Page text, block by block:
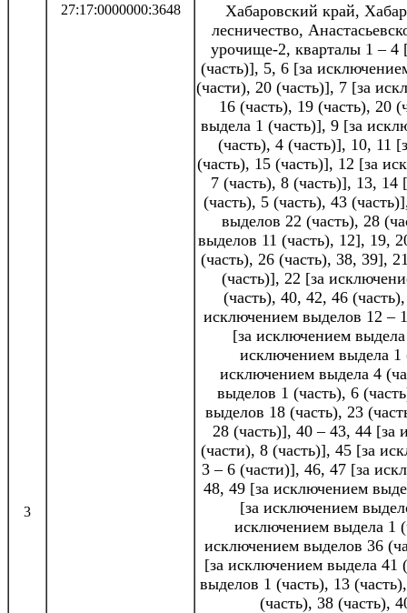
3
27:17:0000000:3648
Хабаровский край,
лесничество,
урочище-2, кварталы 1 – 4
(часть)], 5, 6 [за
(части), 20 (часть)], 7 [за
16 (часть), 19 (часть), 20
выдела 1 (часть)], 9 [за
(часть), 4 (часть)], 10, 11
(часть), 15 (часть)], 12 [за
7 (часть), 8 (часть)], 13,
(часть), 5 (часть), 43
выделов 22 (часть), 28
выделов 11 (часть), 12], 19,
(часть), 26 (часть), 38, 39],
(часть)], 22 [за
(часть), 40, 42, 46
исключением выделов 12 –
[за исключением
исключением выдела 1
исключением выдела 4
выделов 1 (часть), 6
выделов 18 (часть), 23
28 (часть)], 40 – 43, 44 [за
(части), 8 (часть)], 45 [за
3 – 6 (части)], 46, 47 [за
48, 49 [за исключением
[за исключением
исключением выдела 1
исключением выделов 36
[за исключением выдела 41
выделов 1 (часть), 13
(часть), 38 (часть),